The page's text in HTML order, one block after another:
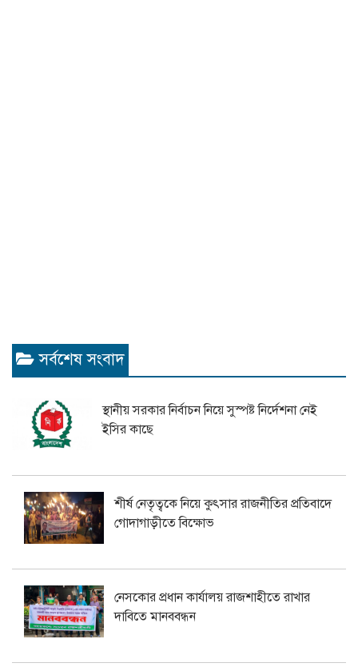
সর্বশেষ সংবাদ
স্থানীয় সরকার নির্বাচন নিয়ে সুস্পষ্ট নির্দেশনা নেই
ইসির কাছে
শীর্ষ নেতৃত্বকে নিয়ে কুৎসার রাজনীতির প্রতিবাদে
গোদাগাড়ীতে বিক্ষোভ
নেসকোর প্রধান কার্যালয় রাজশাহীতে রাখার
দাবিতে মানববন্ধন